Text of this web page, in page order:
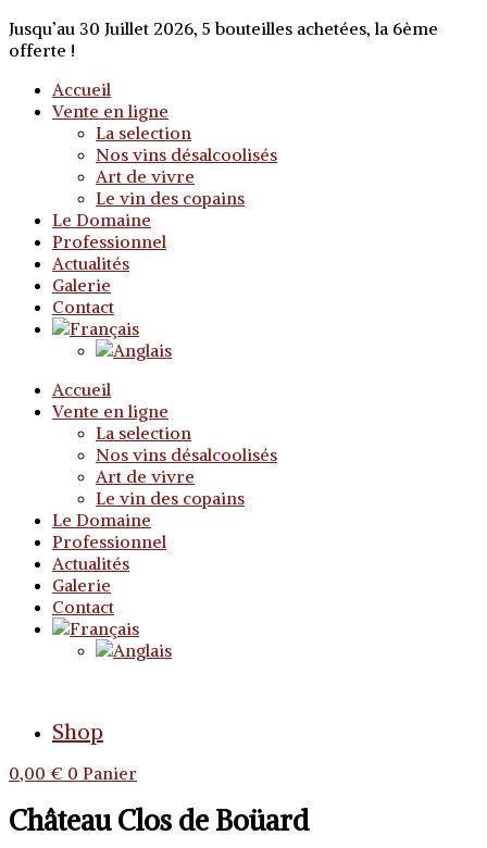
Jusqu’au 30 Juillet 2026, 5 bouteilles achetées, la 6ème
offerte !
Accueil
Vente en ligne
La selection
Nos vins désalcoolisés
Art de vivre
Le vin des copains
Le Domaine
Professionnel
Actualités
Galerie
Contact
Accueil
Vente en ligne
La selection
Nos vins désalcoolisés
Art de vivre
Le vin des copains
Le Domaine
Professionnel
Actualités
Galerie
Contact
Shop
0,00 € 0 Panier
Château Clos de Boüard